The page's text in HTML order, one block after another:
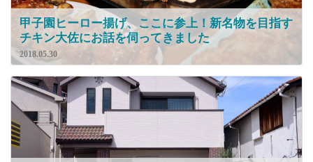
甲子園ヒーロー揚げ、ここに参上！新名物を目指す
チキン大佐にお話を伺ってきました
2018.05.30